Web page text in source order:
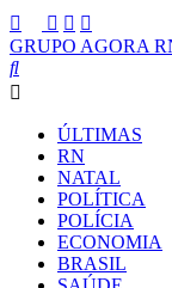
GRUPO AGORA
ÚLTIMAS
RN
NATAL
POLÍTICA
POLÍCIA
ECONOMIA
BRASIL